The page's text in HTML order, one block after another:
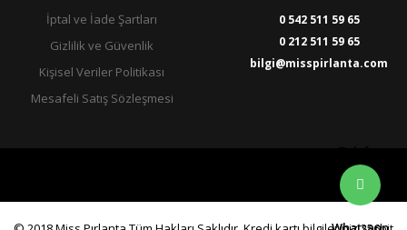
İptal ve İade Şartları
Gizlilik ve Güvenlik
Kişisel Veriler Politikası
Mesafeli Satış Sözleşmesi
0 542 511 59 65
0 212 511 59 65
bilgi@misspirlanta.com